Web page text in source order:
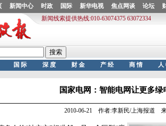
国家电网：智能电网让更多绿
2010-06-21 作者:李新民/上海报道